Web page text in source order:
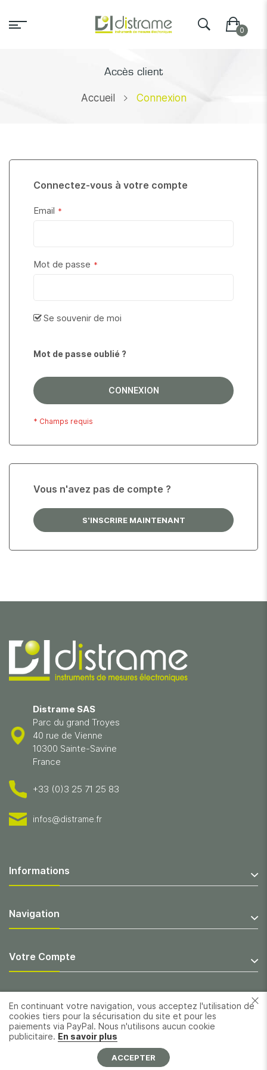
En continuant votre navigation, vous acceptez l'utilisation de
cookies tiers pour la sécurisation du site et pour les
paiements via PayPal. Nous n'utilisons aucun cookie
publicitaire. En savoir plus
ACCEPTER
Accès client
Accueil Connexion
Connectez-vous à votre compte
Email
Mot de passe
Se souvenir de moi
Mot de passe oublié ?
CONNEXION
Vous n'avez pas de compte ?
S'INSCRIRE MAINTENANT
Distrame SAS
Parc du grand Troyes
40 rue de Vienne
10300 Sainte-Savine
France
+33 (0)3 25 71 25 83
infos@distrame.fr
Informations
Navigation
Votre Compte